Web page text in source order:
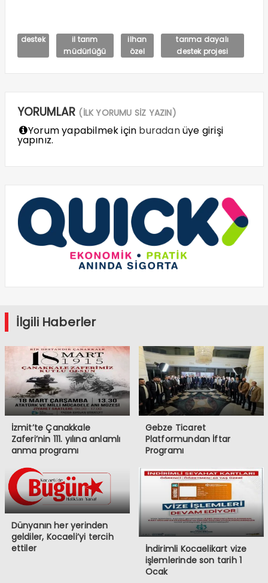
destek
il tarım
müdürlüğü
ilhan
özel
tarıma dayalı
destek projesi
YORUMLAR (İLK YORUMU SİZ YAZIN)
Yorum yapabilmek için buradanüye girişi
yapınız.
İlgili Haberler
İzmit’te Çanakkale
Zaferi’nin 111. yılına anlamlı
anma programı
Gebze Ticaret
Platformundan İftar
Programı
Dünyanın her yerinden
geldiler, Kocaeli’yi tercih
ettiler
İndirimli Kocaelikart vize
işlemlerinde son tarih 1
Ocak